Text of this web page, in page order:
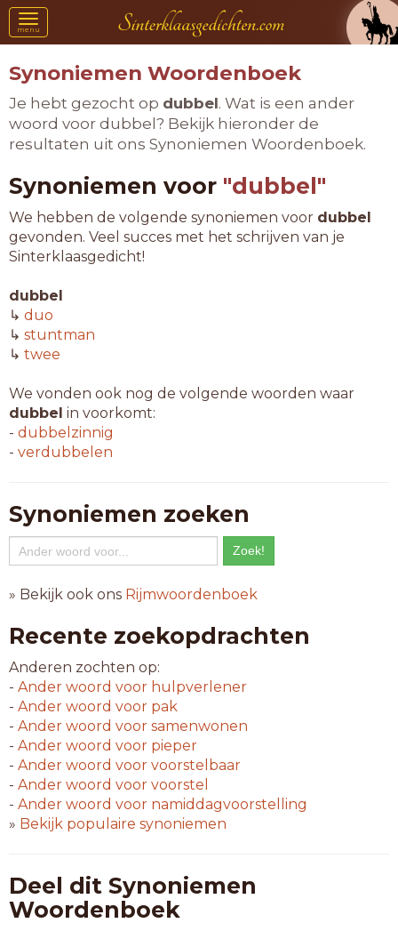
Toggle
navigation
menu
Synoniemen Woordenboek
Je hebt gezocht op dubbel. Wat is een ander
woord voor dubbel? Bekijk hieronder de
resultaten uit ons Synoniemen Woordenboek.
Synoniemen voor "dubbel"
We hebben de volgende synoniemen voor dubbel
gevonden. Veel succes met het schrijven van je
Sinterklaasgedicht!
dubbel
↳ duo
↳ stuntman
↳ twee
We vonden ook nog de volgende woorden waar
dubbel in voorkomt:
- dubbelzinnig
- verdubbelen
Synoniemen zoeken
» Bekijk ook ons Rijmwoordenboek
Recente zoekopdrachten
Anderen zochten op:
- Ander woord voor hulpverlener
- Ander woord voor pak
- Ander woord voor samenwonen
- Ander woord voor pieper
- Ander woord voor voorstelbaar
- Ander woord voor voorstel
- Ander woord voor namiddagvoorstelling
» Bekijk populaire synoniemen
Deel dit Synoniemen
Woordenboek